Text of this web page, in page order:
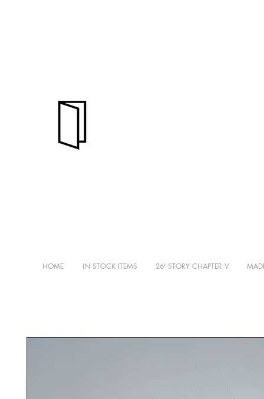
HOME IN STOCK ITEMS 26' STORY CHAPTER V